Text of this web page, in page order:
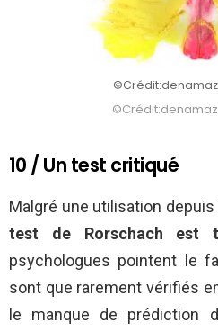
10 / Un test critiqué
Malgré une utilisation
test de Rorschach est
psychologues pointent le
sont que rarement vérifiés
le manque de prédiction